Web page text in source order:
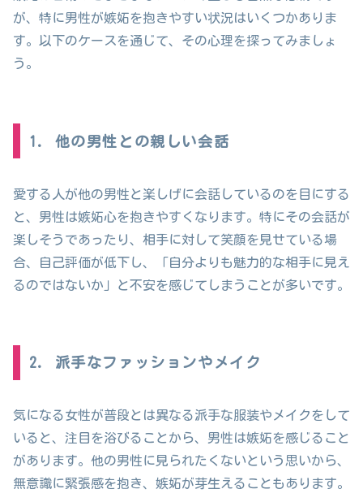
が、特に男性が嫉妬を抱きやすい状況はいくつかありま
す。以下のケースを通じて、その心理を探ってみましょ
う。
1. 他の男性との親しい会話
愛する人が他の男性と楽しげに会話しているのを目にする
と、男性は嫉妬心を抱きやすくなります。特にその会話が
楽しそうであったり、相手に対して笑顔を見せている場
合、自己評価が低下し、「自分よりも魅力的な相手に見え
るのではないか」と不安を感じてしまうことが多いです。
2. 派手なファッションやメイク
気になる女性が普段とは異なる派手な服装やメイクをして
いると、注目を浴びることから、男性は嫉妬を感じること
があります。他の男性に見られたくないという思いから、
無意識に緊張感を抱き、嫉妬が芽生えることもあります。